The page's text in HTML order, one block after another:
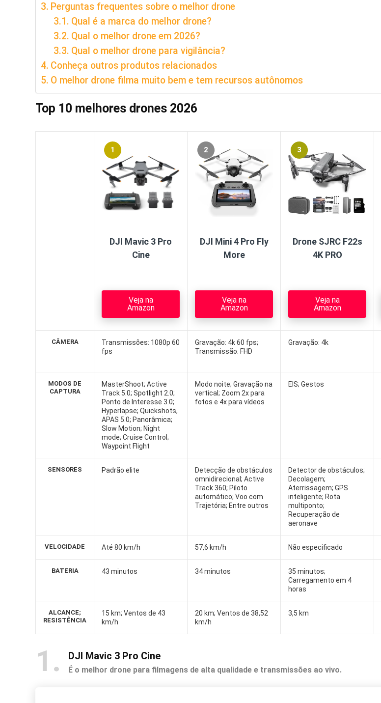
Perguntas frequentes sobre o melhor drone
Qual é a marca do melhor drone?
Qual o melhor drone em 2026?
Qual o melhor drone para vigilância?
Conheça outros produtos relacionados
O melhor drone filma muito bem e tem recursos autônomos
Top 10 melhores drones 2026
CÂMERA
MODOS DE
CAPTURA
SENSORES
VELOCIDADE
BATERIA
ALCANCE;
RESISTÊNCIA
1
DJI Mavic 3 Pro
Cine
Veja na
Amazon
Transmissões: 1080p 60
fps
MasterShoot; Active
Track 5.0; Spotlight 2.0;
Ponto de Interesse 3.0;
Hyperlapse; Quickshots,
APAS 5.0; Panorâmica;
Slow Motion; Night
mode; Cruise Control;
Waypoint Flight
Padrão elite
Até 80 km/h
43 minutos
‎15 km; Ventos de 43
km/h
2
DJI Mini 4 Pro Fly
More
Veja na
Amazon
Gravação: 4k 60 fps;
Transmissão: FHD
Modo noite; Gravação na
vertical; Zoom 2x para
fotos e 4x para vídeos
Detecção de obstáculos
omnidirecional; Active
Track 360; Piloto
automático; Voo com
Trajetória; Entre outros
57,6 km/h
34 minutos
20 km; Ventos de 38,52
km/h
3
Drone SJRC F22s
4K PRO
Veja na
Amazon
Gravação: 4k
EIS; Gestos
Detector de obstáculos;
Decolagem;
Aterrissagem; GPS
inteligente; Rota
multiponto;
Recuperação de
aeronave
Não especificado
35 minutos;
Carregamento em 4
horas
3,5 km
1 DJI Mavic 3 Pro Cine
É o melhor drone para filmagens de alta qualidade e transmissões ao vivo.